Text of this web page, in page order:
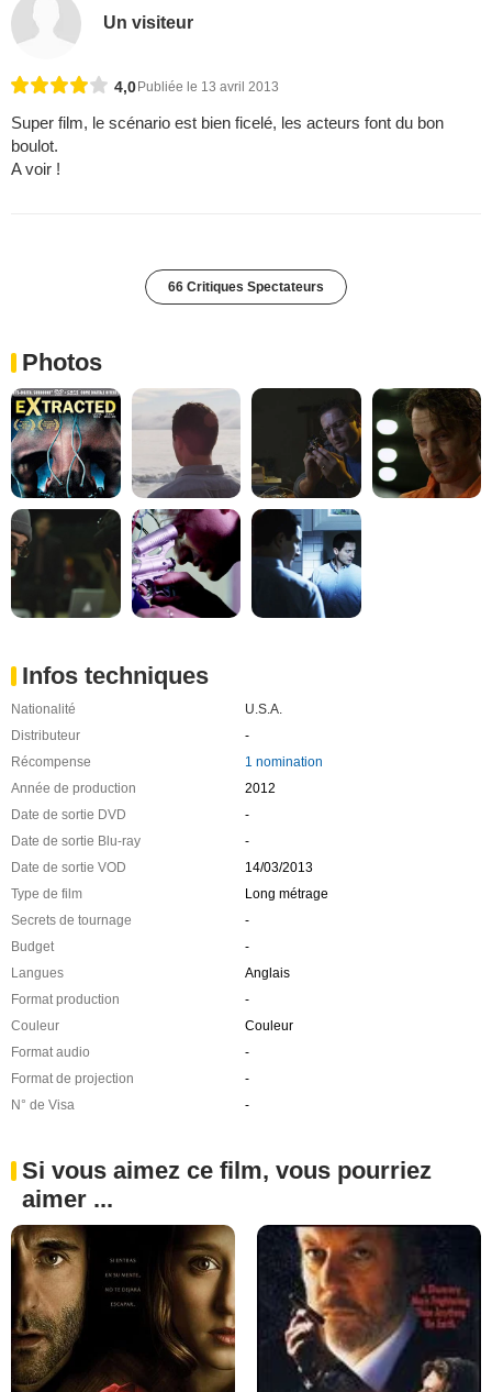
Un visiteur
4,0 Publiée le 13 avril 2013
Super film, le scénario est bien ficelé, les acteurs font du bon
boulot.
A voir !
66 Critiques Spectateurs
Photos
Infos techniques
Nationalité
U.S.A.
Distributeur
-
Récompense
1 nomination
Année de production
2012
Date de sortie DVD
-
Date de sortie Blu-ray
-
Date de sortie VOD
14/03/2013
Type de film
Long métrage
Secrets de tournage
-
Budget
-
Langues
Anglais
Format production
-
Couleur
Couleur
Format audio
-
Format de projection
-
N° de Visa
-
Si vous aimez ce film, vous pourriez
aimer ...